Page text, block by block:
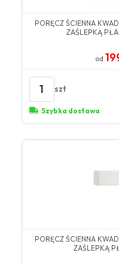
PORĘCZ ŚCIENNA
ZAŚLEPKĄ
od
1 szt
Szybka dostawa
PORĘCZ ŚCIENNA
ZAŚLEPKĄ